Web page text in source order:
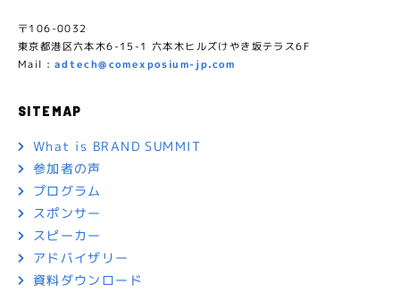
〒106-0032
東京都港区六本木6-15-1 六本木ヒルズけやき坂テラス6F
Mail : adtech@comexposium-jp.com
SITEMAP
What is BRAND SUMMIT
参加者の声
プログラム
スポンサー
スピーカー
アドバイザリー
資料ダウンロード